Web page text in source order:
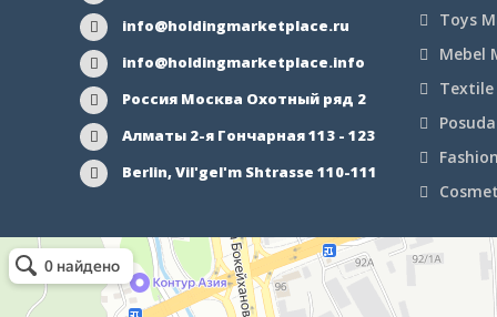
info@holdingmarketplace.ru
info@holdingmarketplace.info
Россия Москва Охотный ряд 2
Алматы 2-я Гончарная 113 - 123
Berlin, Vil'gel'm Shtrasse 110-111
Toys
Mebel
Маркетплейс Казахстана
Рекламное агентство в Алматы
Информационное агентство в Алматы